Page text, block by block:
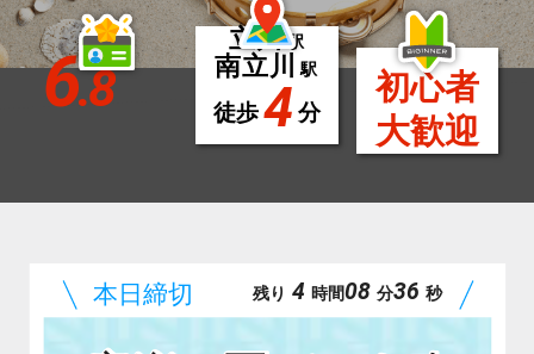
6.8
立川駅
南立川 駅
徒歩4 分
初心者
大歓迎
残り 4 時間08 分34 秒